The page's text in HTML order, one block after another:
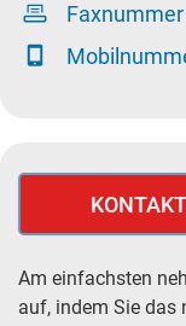
Am einfachsten
auf, indem Sie das